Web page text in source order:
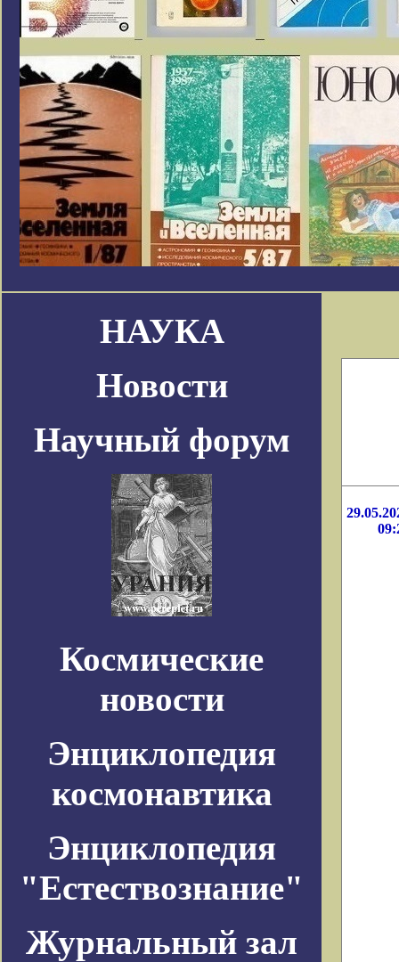
НАУКА
Новости
Научный форум
Космические
новости
Энциклопедия
космонавтика
Энциклопедия
"Естествознание"
Журнальный зал